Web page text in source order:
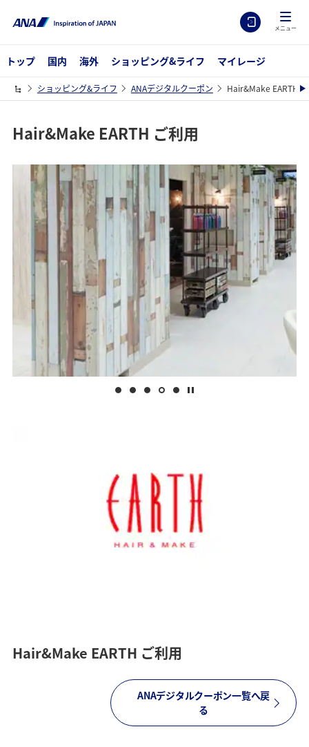
メニュー
トップ 国内 海外 ショッピング&ライフ マイレージ
ショッピング&ライフ ANAデジタルクーポン Hair&Make EARTH
Hair&Make EARTH ご利用
Hair&Make EARTH ご利用
ANAデジタルクーポン一覧へ戻
る